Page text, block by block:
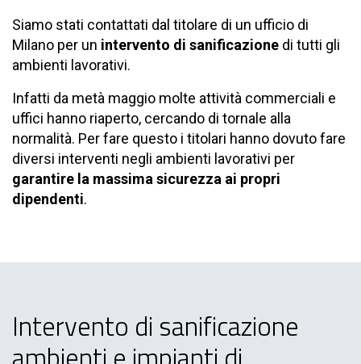
Siamo stati contattati dal titolare di un ufficio di
Milano per un intervento di sanificazione di tutti gli
ambienti lavorativi.
Infatti da metà maggio molte attività commerciali e
uffici hanno riaperto, cercando di tornale alla
normalità. Per fare questo i titolari hanno dovuto fare
diversi interventi negli ambienti lavorativi per
garantire la massima sicurezza ai propri
dipendenti.
Intervento di sanificazione